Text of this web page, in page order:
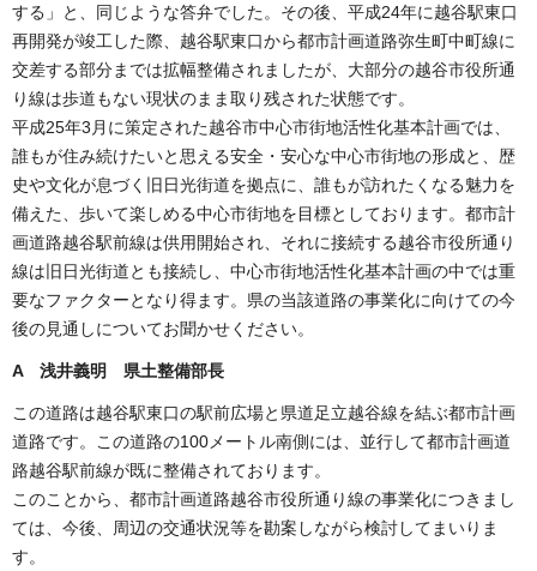
する」と、同じような答弁でした。その後、平成24年に越谷駅東口
再開発が竣工した際、越谷駅東口から都市計画道路弥生町中町線に
交差する部分までは拡幅整備されましたが、大部分の越谷市役所通
り線は歩道もない現状のまま取り残された状態です。
平成25年3月に策定された越谷市中心市街地活性化基本計画では、
誰もが住み続けたいと思える安全・安心な中心市街地の形成と、歴
史や文化が息づく旧日光街道を拠点に、誰もが訪れたくなる魅力を
備えた、歩いて楽しめる中心市街地を目標としております。都市計
画道路越谷駅前線は供用開始され、それに接続する越谷市役所通り
線は旧日光街道とも接続し、中心市街地活性化基本計画の中では重
要なファクターとなり得ます。県の当該道路の事業化に向けての今
後の見通しについてお聞かせください。
A 浅井義明 県土整備部長
この道路は越谷駅東口の駅前広場と県道足立越谷線を結ぶ都市計画
道路です。この道路の100メートル南側には、並行して都市計画道
路越谷駅前線が既に整備されております。
このことから、都市計画道路越谷市役所通り線の事業化につきまし
ては、今後、周辺の交通状況等を勘案しながら検討してまいりま
す。